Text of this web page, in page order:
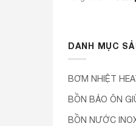
DANH MỤC
BƠM NHIỆT
BỒN BẢO ÔN
BỒN NƯỚC